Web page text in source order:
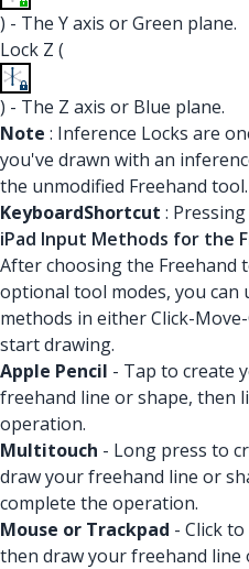
) - The Y axis or Green plane.
Lock Z (
) - The Z axis or Blue plane.
Note : Inference Locks are
you've drawn with an
the unmodified Freehand tool.
KeyboardShortcut :
iPad Input Methods for the
After choosing the Freehand
optional tool modes, you can
methods in either Click-
start drawing.
Apple Pencil - Tap to create
freehand line or shape, then
operation.
Multitouch - Long press to
draw your freehand line or
complete the operation.
Mouse or Trackpad - Click
then draw your freehand line